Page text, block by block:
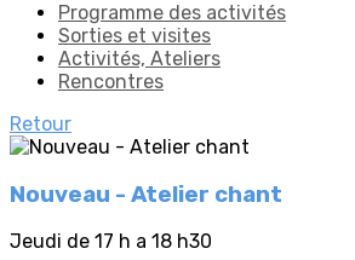
Programme des activités
Sorties et visites
Activités, Ateliers
Rencontres
Retour
Nouveau - Atelier chant
Jeudi de 17 h a 18 h30